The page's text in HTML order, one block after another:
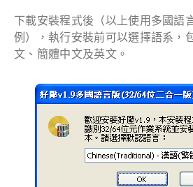
下載安裝程式後（以上使用多國語
例），執行安裝前可以選擇語系，
文、簡體中文及英文。